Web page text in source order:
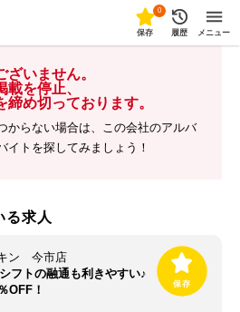
0
保存 履歴 メニュー
ざいません。
載を停止、
締め切っております。
からない場合は、この会社のアルバ
イトを探してみましょう！
る求人
ン 今市店
フトの融通も利きやすい♪
OFF！